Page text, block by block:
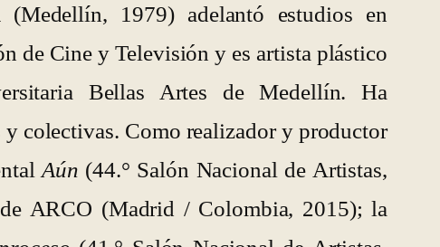
(Medellín, 1979) adelantó estudios en
de Cine y Televisión y es artista plástico
Bellas Artes de Medellín. Ha
colectivas. Como realizador y productor
Aún (44.° Salón Nacional de Artistas,
ARCO (Madrid / Colombia, 2015); la